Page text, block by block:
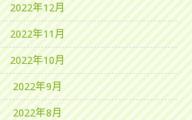
2022年12月
2022年11月
2022年10月
2022年9月
2022年8月